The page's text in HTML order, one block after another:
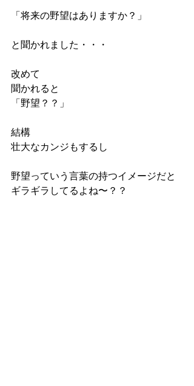
「将来の野望はありますか？」
と聞かれました・・・
改めて
聞かれると
「野望？？」
結構
壮大なカンジもするし
野望っていう言葉の持つイメージだと
ギラギラしてるよね〜？？